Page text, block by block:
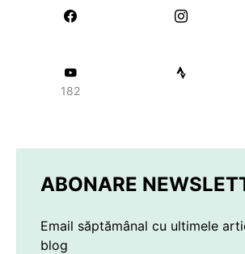
182
ABONARE
Email săptămânal cu ultimele
blog